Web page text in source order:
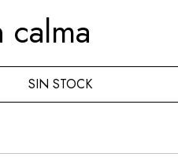
calma
SIN STOCK